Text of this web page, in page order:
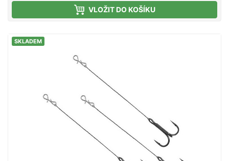
VLOŽIT DO KOŠÍKU
SKLADEM